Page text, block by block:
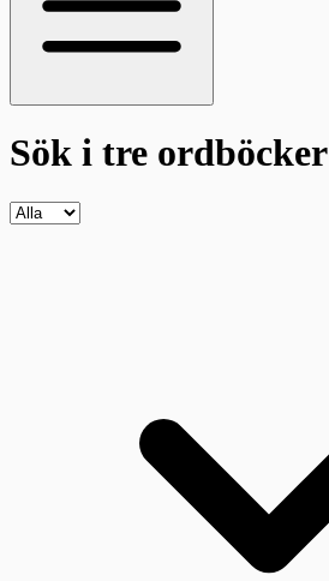
Sök i tre ordböcker